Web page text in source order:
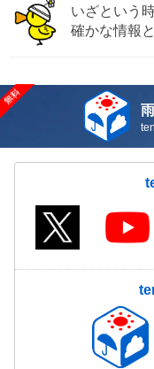
いざという
確かな情報